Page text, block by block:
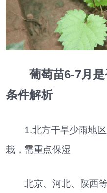
葡萄苗6-7月是
条件解析
1.北方干旱少雨地区
栽，需重点保湿
北京、河北、陕西等